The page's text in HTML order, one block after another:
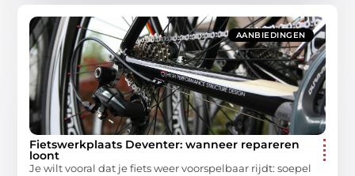
AANBIEDINGEN
Fietswerkplaats Deventer: wanneer repareren
loont
Je wilt vooral dat je fiets weer voorspelbaar rijdt: soepel